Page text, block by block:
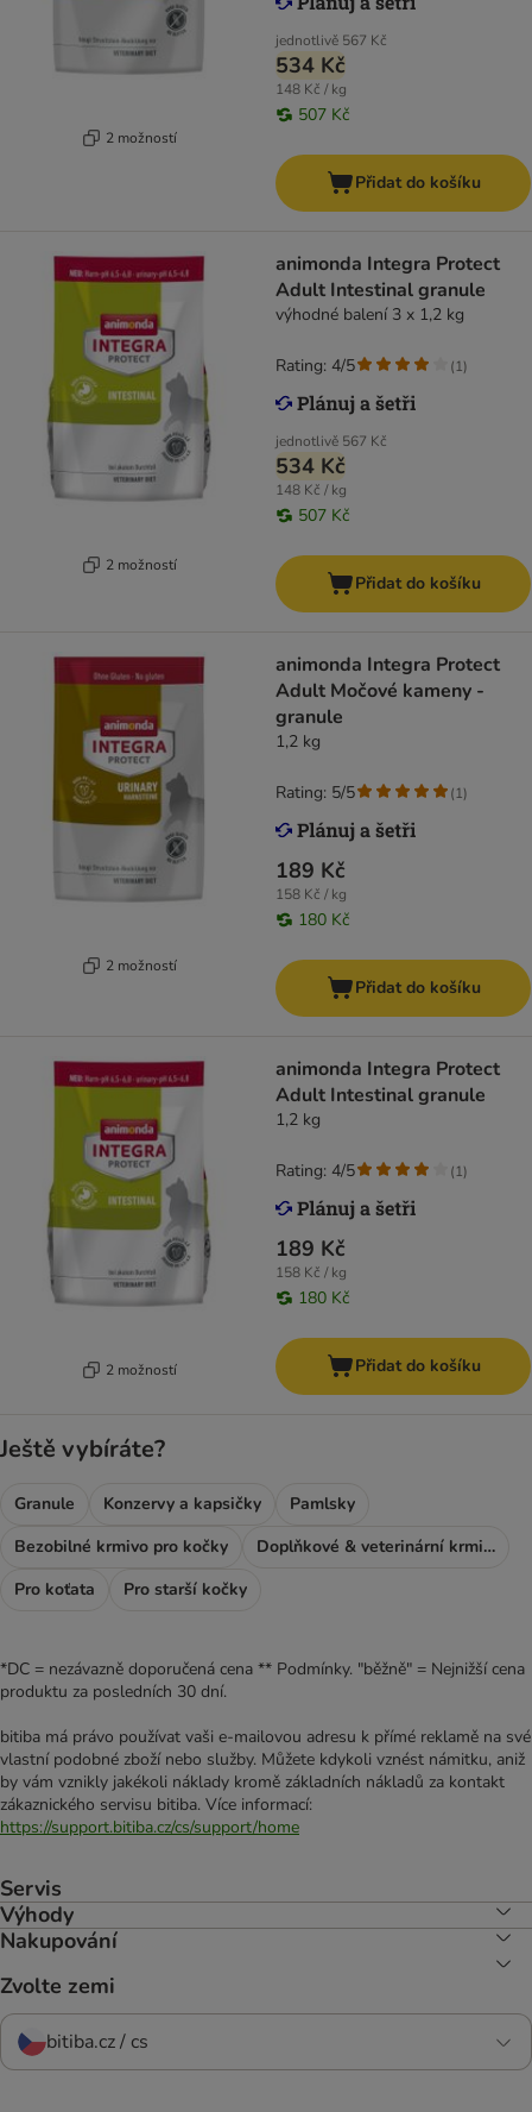
2 možností
jednotlivě 567 Kč
534 Kč
148 Kč / kg
507 Kč
Přidat do košíku
2 možností
animonda Integra Protect
Adult Intestinal granule
výhodné balení 3 x 1,2 kg
jednotlivě 567 Kč
534 Kč
148 Kč / kg
507 Kč
Rating: 4/5 (1)
Přidat do košíku
2 možností
animonda Integra Protect
Adult Močové kameny -
granule
1,2 kg
189 Kč
158 Kč / kg
180 Kč
Rating: 5/5 (1)
Přidat do košíku
2 možností
animonda Integra Protect
Adult Intestinal granule
1,2 kg
189 Kč
158 Kč / kg
180 Kč
Rating: 4/5 (1)
Přidat do košíku
Ještě vybíráte?
Granule Konzervy a kapsičky
Pamlsky
Bezobilné krmivo pro kočky
Doplňkové & veterinární krmivo
Pro koťata
Pro starší kočky
*DC = nezávazně doporučená cena ** Podmínky. "běžně" = Nejnižší cena
produktu za posledních 30 dní.
bitiba má právo používat vaši e-mailovou adresu k přímé reklamě na své
vlastní podobné zboží nebo služby. Můžete kdykoli vznést námitku, aniž
by vám vznikly jakékoli náklady kromě základních nákladů za kontakt
zákaznického servisu bitiba. Více informací:
https://support.bitiba.cz/cs/support/home
Servis
Výhody
Nakupování
Zvolte zemi
bitiba.cz / cs